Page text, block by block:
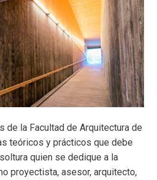
de la Facultad de Arquitectura de
teóricos y prácticos que debe
quien se dedique a la
proyectista, asesor, arquitecto,